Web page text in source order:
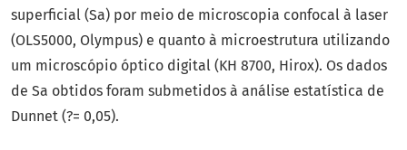
superficial (Sa) por meio de microscopia confocal à laser
(OLS5000, Olympus) e quanto à microestrutura utilizando
um microscópio óptico digital (KH 8700, Hirox). Os dados
de Sa obtidos foram submetidos à análise estatística de
Dunnet (?= 0,05).